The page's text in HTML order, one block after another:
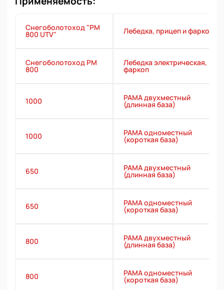
Снегоболотоход "РМ
800 UTV" Лебедка, прицеп и фаркоп
Снегоболотоход РМ
800
Лебедка электрическая,
фаркоп
1000 РАМА двухместный
(длинная база)
1000 РАМА одноместный
(короткая база)
650 РАМА двухместный
(длинная база)
650 РАМА одноместный
(короткая база)
800 РАМА двухместный
(длинная база)
800 РАМА одноместный
(короткая база)